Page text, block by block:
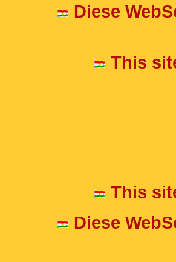
Diese
This
This
Diese